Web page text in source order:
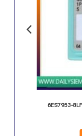
6ES7953-